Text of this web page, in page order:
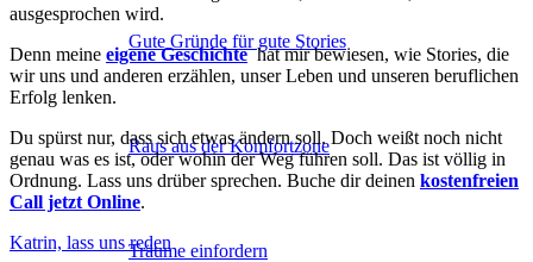
Gute Gründe für gute Stories
Raus aus der Komfortzone
Träume einfordern
ausgesprochen wird.
Denn meine eigene Geschichtehat mir bewiesen, wie Stories, die
wir uns und anderen erzählen, unser Leben und unseren beruflichen
Erfolg lenken.
Du spürst nur, dass sich etwas ändern soll. Doch weißt noch nicht
genau was es ist, oder wohin der Weg führen soll. Das ist völlig in
Ordnung. Lass uns drüber sprechen. Buche dir deinen kostenfreien
Call jetzt Online.
Katrin, lass uns reden